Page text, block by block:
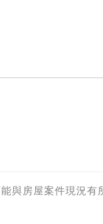
與房屋案件現況